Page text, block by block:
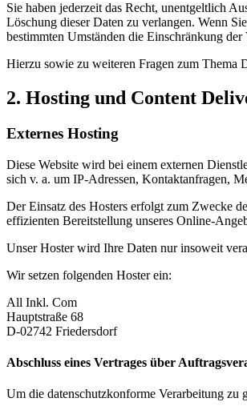
Sie haben jederzeit das Recht, unentgeltlich
Löschung dieser Daten zu verlangen. Wenn
bestimmten Umständen die Einschränkung
Hierzu sowie zu weiteren Fragen zum Thema
2. Hosting und Content
Externes Hosting
Diese Website wird bei einem externen
sich v. a. um IP-Adressen, Kontaktanfragen,
Der Einsatz des Hosters erfolgt zum Zwecke
effizienten Bereitstellung unseres Online-
Unser Hoster wird Ihre Daten nur insoweit
Wir setzen folgenden Hoster ein:
All Inkl. Com
Hauptstraße 68
D-02742 Friedersdorf
Abschluss eines Vertrages über
Um die datenschutzkonforme Verarbeitung zu